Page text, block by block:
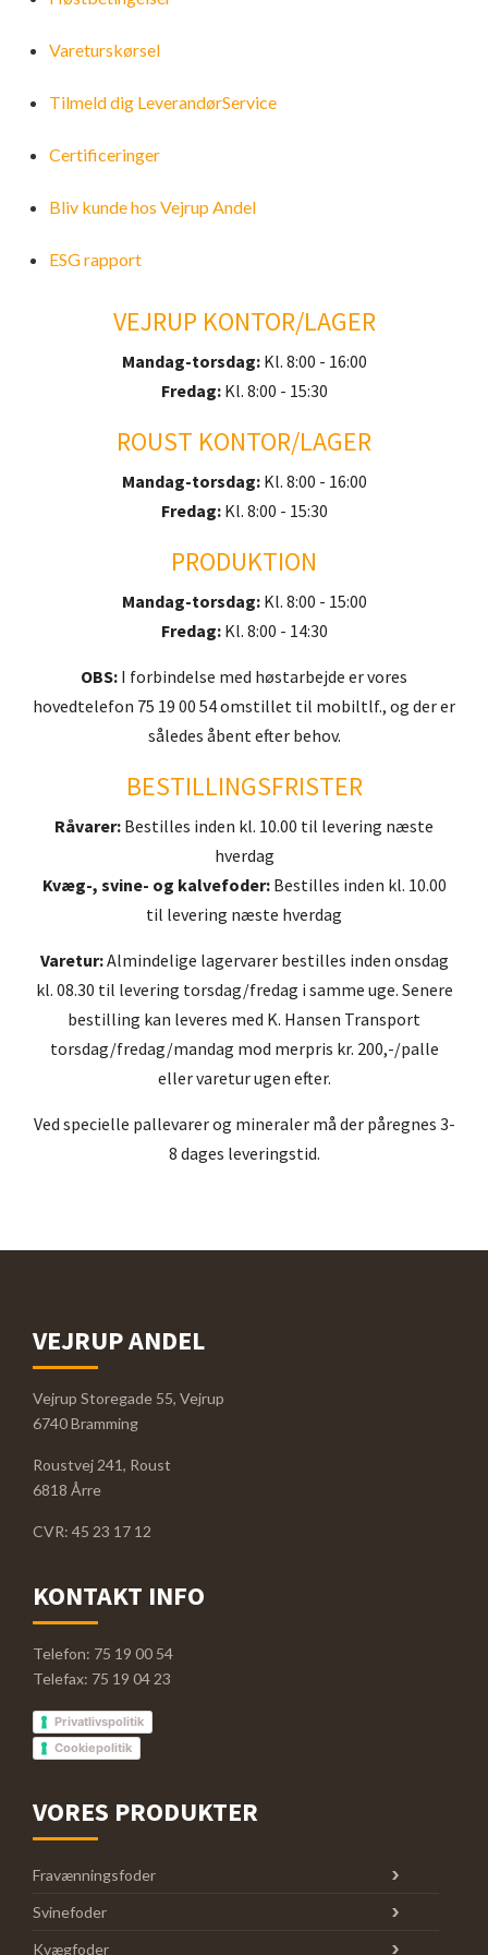
Gødning
Såsæd og markfrø
Plastik og bindegarn
Sælg dine afgrøder til os
Olie og Smørefedt
Høstbetingelser
Vareturskørsel
Tilmeld dig LeverandørService
Certificeringer
Vareturskørsel
Tilmeld dig LeverandørService
Certificeringer
Bliv kunde hos Vejrup Andel
ESG rapport
VEJRUP KONTOR/LAGER
Mandag-torsdag:Kl. 8:00 - 16:00
Fredag:Kl. 8:00 - 15:30
ROUST KONTOR/LAGER
Mandag-torsdag:Kl. 8:00 - 16:00
Fredag:Kl. 8:00 - 15:30
PRODUKTION
Mandag-torsdag:Kl. 8:00 - 15:00
Fredag:Kl. 8:00 - 14:30
OBS: I forbindelse med høstarbejde er vores
hovedtelefon 75 19 00 54 omstillet til mobiltlf., og der er
således åbent efter behov.
BESTILLINGSFRISTER
Råvarer: Bestilles inden kl. 10.00 til levering næste
hverdag
Kvæg-, svine- og kalvefoder:Bestilles inden kl. 10.00
til levering næste hverdag
Varetur:Almindelige lagervarer bestilles inden onsdag
kl. 08.30 til levering torsdag/fredag i samme uge. Senere
bestilling kan leveres med K. Hansen Transport
torsdag/fredag/mandag mod merpris kr. 200,-/palle
eller varetur ugen efter.
Ved specielle pallevarer og mineraler må der påregnes 3-
8 dages leveringstid.
VEJRUP ANDEL
Vejrup Storegade 55, Vejrup
6740 Bramming
Roustvej 241, Roust
6818 Årre
CVR: 45 23 17 12
KONTAKT INFO
Telefon: 75 19 00 54
Telefax: 75 19 04 23
Privatlivspolitik
Cookiepolitik
VORES PRODUKTER
Fravænningsfoder
Svinefoder
Kvægfoder